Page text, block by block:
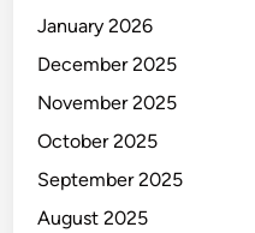
January 2026
December 2025
November 2025
October 2025
September 2025
August 2025